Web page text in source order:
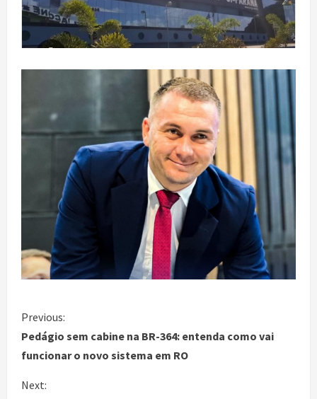
Previous:
Pedágio sem cabine na BR-364: entenda como vai
funcionar o novo sistema em RO
Next: